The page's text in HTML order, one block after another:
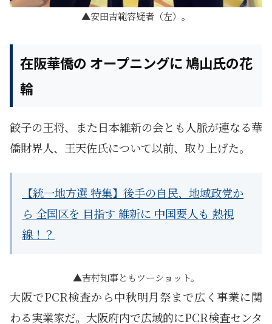
安田吉範容疑者（左）。
在阪華僑の オープニングに 鳩山氏の花
輪
餃子の王将、また日本維新の会とも人脈が連なる華
僑財界人、王天佐氏について以前、取り上げた。
【統一地方選 特集】後手の自民、地域政党か
ら 全国区を 目指す 維新に 中国要人も 熱視
線！？
吉村知事ともツーショット。
大阪でPCR検査から中秋明月祭まで広く事業に関
わる実業家だ。大阪府内で広域的にPCR検査センタ